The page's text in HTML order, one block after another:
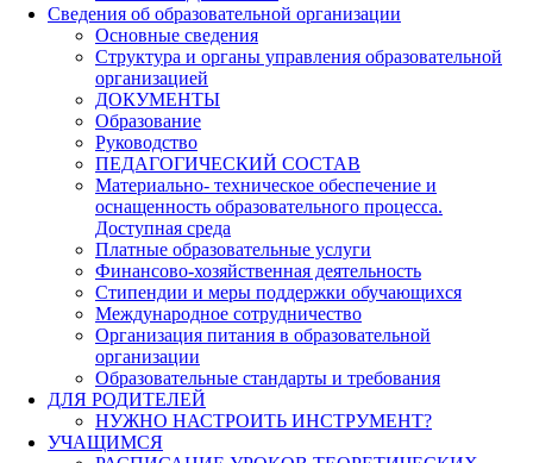
Сведения об образовательной организации
Основные сведения
Структура и органы управления образовательной
организацией
ДОКУМЕНТЫ
Образование
Руководство
ПЕДАГОГИЧЕСКИЙ СОСТАВ
Материально- техническое обеспечение и
оснащенность образовательного процесса.
Доступная среда
Платные образовательные услуги
Финансово-хозяйственная деятельность
Стипендии и меры поддержки обучающихся
Международное сотрудничество
Организация питания в образовательной
организации
Образовательные стандарты и требования
ДЛЯ РОДИТЕЛЕЙ
НУЖНО НАСТРОИТЬ ИНСТРУМЕНТ?
УЧАЩИМСЯ